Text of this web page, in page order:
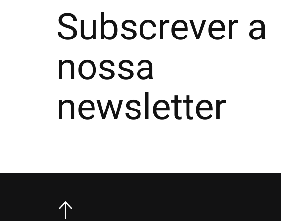
Subscrever a
nossa
newsletter